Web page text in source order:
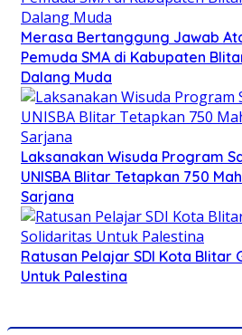
Merasa Bertanggung Jawab
Pemuda SMA di Kabupaten
Dalang Muda
Laksanakan Wisuda Program
UNISBA Blitar Tetapkan 750
Sarjana
Ratusan Pelajar SDI Kota Blitar
Untuk Palestina